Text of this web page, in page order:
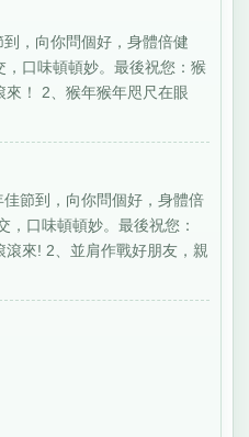
，向你問個好，身體倍健
，口味頓頓妙。最後祝您：猴
！ 2、猴年猴年咫尺在眼
節到，向你問個好，身體倍
，口味頓頓妙。最後祝您：
來! 2、並肩作戰好朋友，親